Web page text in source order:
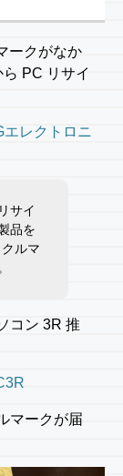
ークがなか
PC リサイ
レクトロニ
サイ
品を
ルマ
コン 3R 推
マークが届